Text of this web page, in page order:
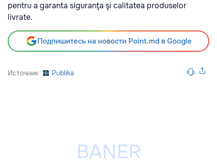
pentru a garanta siguranţa şi calitatea produselor
livrate.
Подпишитесь на новости Point.md в Google
Источник Publika